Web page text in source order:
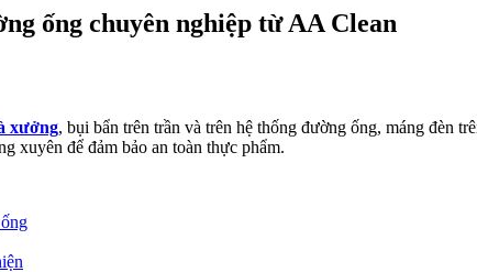
ống chuyên nghiệp từ AA Clean
xưởng, bụi bẩn trên trần và trên hệ thống đường ống, máng đèn
xuyên để đảm bảo an toàn thực phẩm.